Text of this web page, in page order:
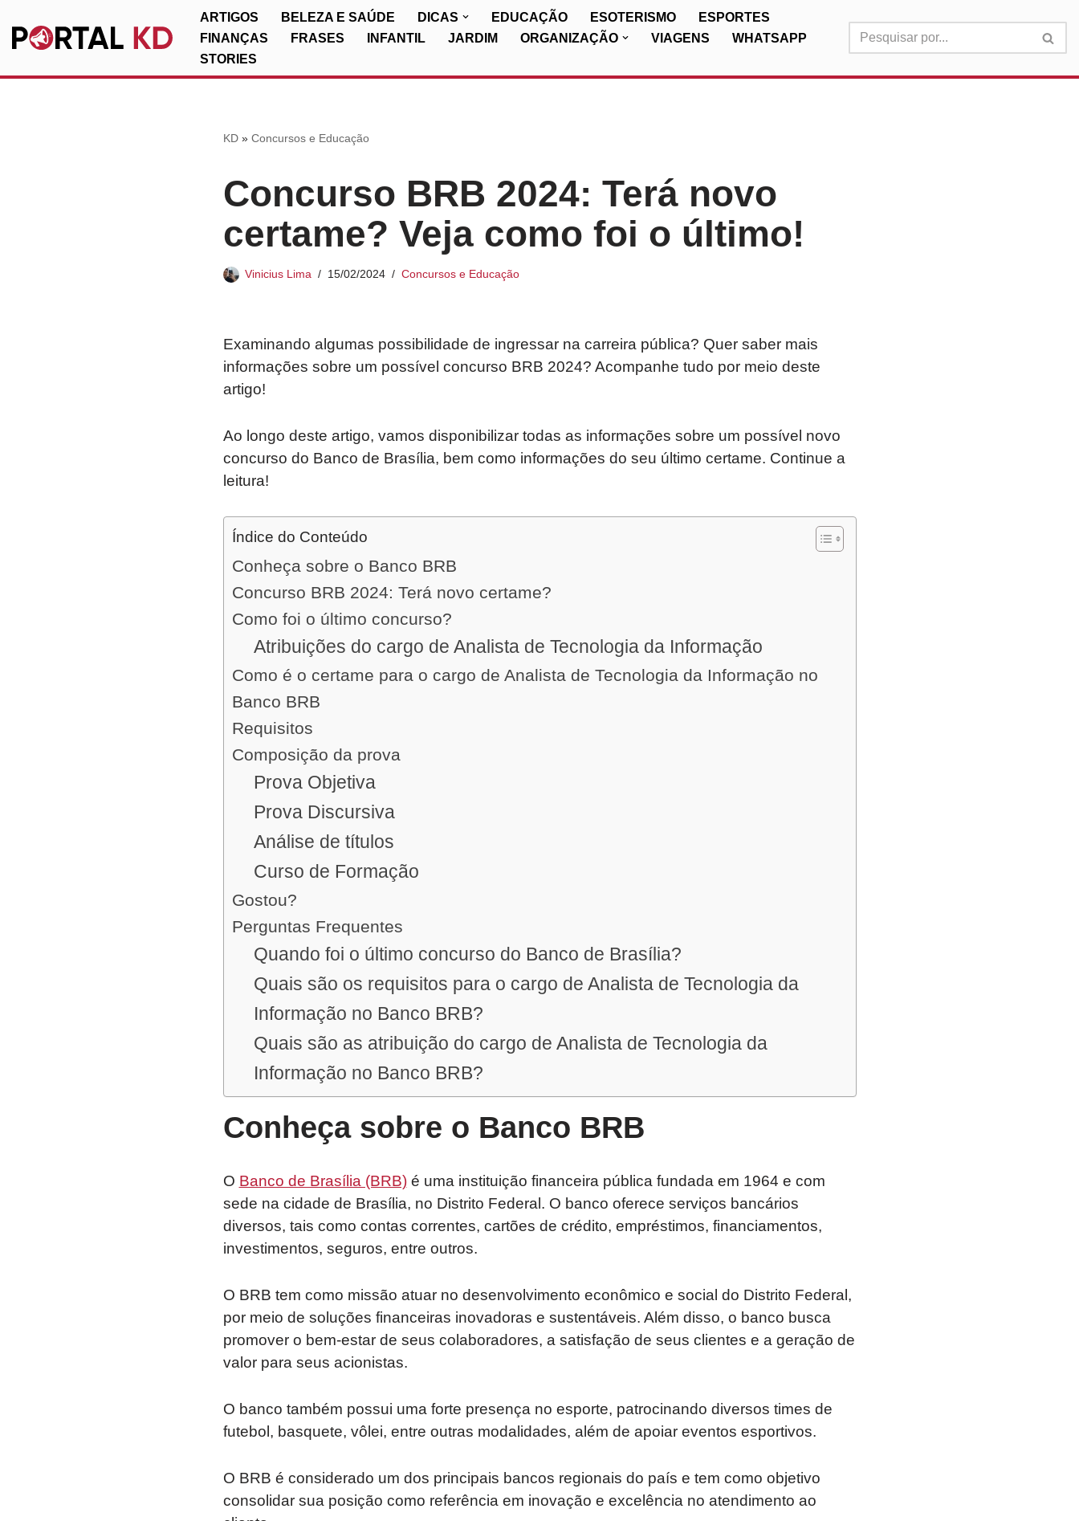
Pular
ARTIGOS BELEZA E SAÚDE DICAS EDUCAÇÃO ESOTERISMO
ESPORTES
FINANÇAS
FRASES INFANTIL JARDIM ORGANIZAÇÃO VIAGENS
WHATSAPP
STORIES
KD» Concursos e Educação
Concurso BRB 2024: Terá novo
certame? Veja como foi o último!
Vinicius Lima 15/02/2024 Concursos e Educação
Examinando algumas possibilidade de ingressar na carreira pública? Quer saber mais
informações sobre um possível concurso BRB 2024? Acompanhe tudo por meio deste
artigo!
Ao longo deste artigo, vamos disponibilizar todas as informações sobre um possível novo
concurso do Banco de Brasília, bem como informações do seu último certame. Continue a
leitura!
Índice do Conteúdo
Conheça sobre o Banco BRB
Concurso BRB 2024: Terá novo certame?
Como foi o último concurso?
Atribuições do cargo de Analista de Tecnologia da Informação
Como é o certame para o cargo de Analista de Tecnologia da Informação no
Banco BRB
Requisitos
Composição da prova
Prova Objetiva
Prova Discursiva
Análise de títulos
Curso de Formação
Gostou?
Perguntas Frequentes
Quando foi o último concurso do Banco de Brasília?
Quais são os requisitos para o cargo de Analista de Tecnologia da
Informação no Banco BRB?
Quais são as atribuição do cargo de Analista de Tecnologia da
Informação no Banco BRB?
Conheça sobre o Banco BRB
O Banco de Brasília (BRB)é uma instituição financeira pública fundada em 1964 e com
sede na cidade de Brasília, no Distrito Federal. O banco oferece serviços bancários
diversos, tais como contas correntes, cartões de crédito, empréstimos, financiamentos,
investimentos, seguros, entre outros.
O BRB tem como missão atuar no desenvolvimento econômico e social do Distrito Federal,
por meio de soluções financeiras inovadoras e sustentáveis. Além disso, o banco busca
promover o bem-estar de seus colaboradores, a satisfação de seus clientes e a geração de
valor para seus acionistas.
O banco também possui uma forte presença no esporte, patrocinando diversos times de
futebol, basquete, vôlei, entre outras modalidades, além de apoiar eventos esportivos.
O BRB é considerado um dos principais bancos regionais do país e tem como objetivo
consolidar sua posição como referência em inovação e excelência no atendimento ao